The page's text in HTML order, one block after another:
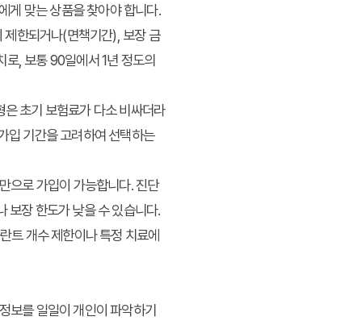
게 맞는 상품을 찾아야 합니다.
제한되거나(면책기간), 보장 금
, 보통 90일에서 1년 정도의
초기 보험료가 다소 비싸더라
입 기간을 고려하여 선택하는
으로 가입이 가능합니다. 진단
보장 한도가 낮을 수 있습니다.
트 개수 제한이나 특정 치료에
보를 일일이 개인이 파악하기